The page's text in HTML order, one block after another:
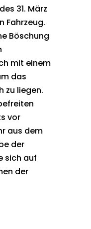
31. März
Fahrzeug.
Böschung
mit einem
das
zu liegen.
vor
aus dem
der
sich auf
der